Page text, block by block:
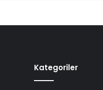
Kategoriler